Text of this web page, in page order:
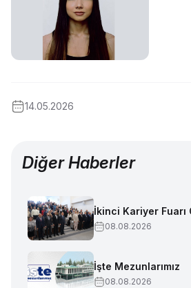
14.05.2026
Diğer Haberler
İkinci Kariyer Fuarı
08.08.2026
İşte Mezunlarımız
08.08.2026